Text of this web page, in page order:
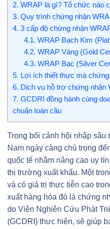
2. WRAP là gì? Tổ chức nào
3. Quy trình chứng nhận
4. 3 cấp độ chứng nhận
4.1. WRAP Bạch Kim
4.2. WRAP Vàng (Gold
4.3. WRAP Bạc (Silver
5. Lợi ích thiết thực mà
6. Dịch vụ hỗ trợ chứng nhận
7. GCDRI đồng hành cùng
chuẩn toàn cầu
Trong bối cảnh hội nhập sâu
Nam ngày càng chú trọng
quốc tế nhằm nâng cao uy
thị trường xuất khẩu. Một
và có giá trị thực tiễn cao
xuất hàng hóa đó là chứng
do Viện Nghiên Cứu Phát
(GCDRI) thực hiện, sẽ giúp